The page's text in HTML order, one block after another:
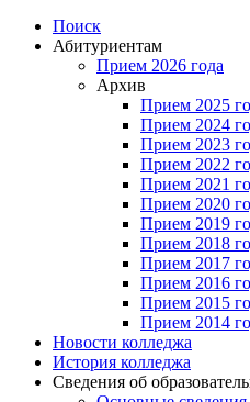
Поиск
Абитуриентам
Прием 2026 года
Архив
Прием 2025
Прием 2024
Прием 2023
Прием 2022
Прием 2021
Прием 2020
Прием 2019
Прием 2018
Прием 2017
Прием 2016
Прием 2015
Прием 2014
Новости колледжа
История колледжа
Сведения об